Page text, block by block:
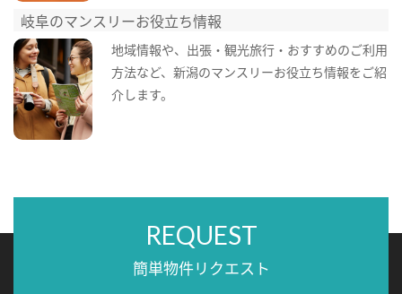
岐阜のマンスリーお役立ち情報
地域情報や、出張・観光旅行・おすすめのご利用
方法など、新潟のマンスリーお役立ち情報をご紹
介します。
REQUEST
簡単物件リクエスト